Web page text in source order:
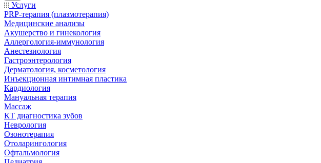
Услуги
PRP-терапия (плазмотерапия)
Медицинские анализы
Акушерство и гинекология
Аллергология-иммунология
Анестезиология
Гастроэнтерология
Дерматология, косметология
Инъекционная интимная пластика
Кардиология
Мануальная терапия
Массаж
КТ диагностика зубов
Неврология
Озонотерапия
Отоларингология
Офтальмология